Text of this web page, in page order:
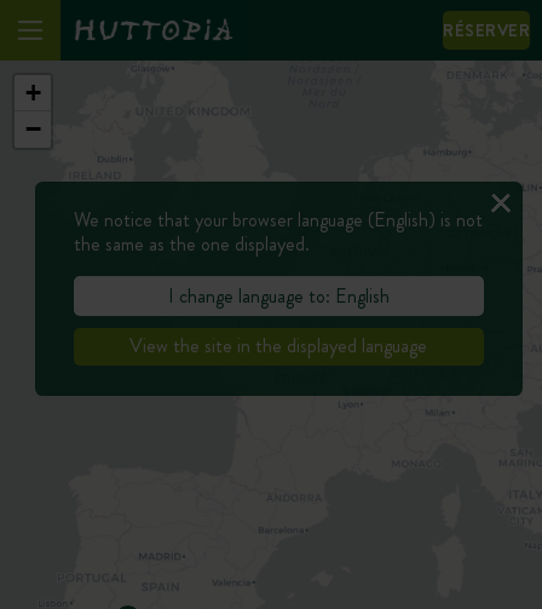
RÉSERVER
+
−
We notice that your browser language (English) is not
the same as the one displayed.
I change language to: English
View the site in the displayed language